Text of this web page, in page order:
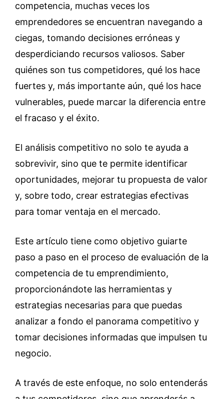
competencia, muchas veces los
emprendedores se encuentran navegando a
ciegas, tomando decisiones erróneas y
desperdiciando recursos valiosos. Saber
quiénes son tus competidores, qué los hace
fuertes y, más importante aún, qué los hace
vulnerables, puede marcar la diferencia entre
el fracaso y el éxito.
El análisis competitivo no solo te ayuda a
sobrevivir, sino que te permite identificar
oportunidades, mejorar tu propuesta de valor
y, sobre todo, crear estrategias efectivas
para tomar ventaja en el mercado.
Este artículo tiene como objetivo guiarte
paso a paso en el proceso de evaluación de la
competencia de tu emprendimiento,
proporcionándote las herramientas y
estrategias necesarias para que puedas
analizar a fondo el panorama competitivo y
tomar decisiones informadas que impulsen tu
negocio.
A través de este enfoque, no solo entenderás